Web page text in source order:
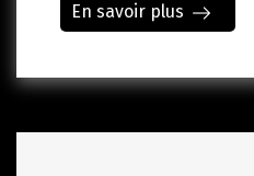
En savoir plus